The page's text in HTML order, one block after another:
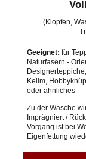
(Klopfen,
Geeignet: für
Naturfasern -
Kelim,
oder ähnliches
Zu der Wäsche
Imprägniert /
Vorgang ist bei
Eigenfettung